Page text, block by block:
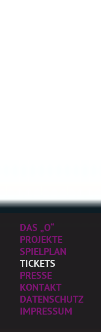
DAS „O“
PROJEKTE
SPIELPLAN
TICKETS
PRESSE
KONTAKT
DATENSCHUTZ
IMPRESSUM